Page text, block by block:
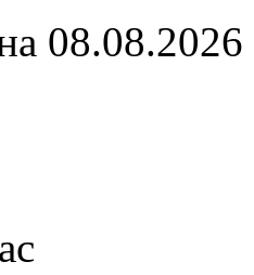
08.08.2026